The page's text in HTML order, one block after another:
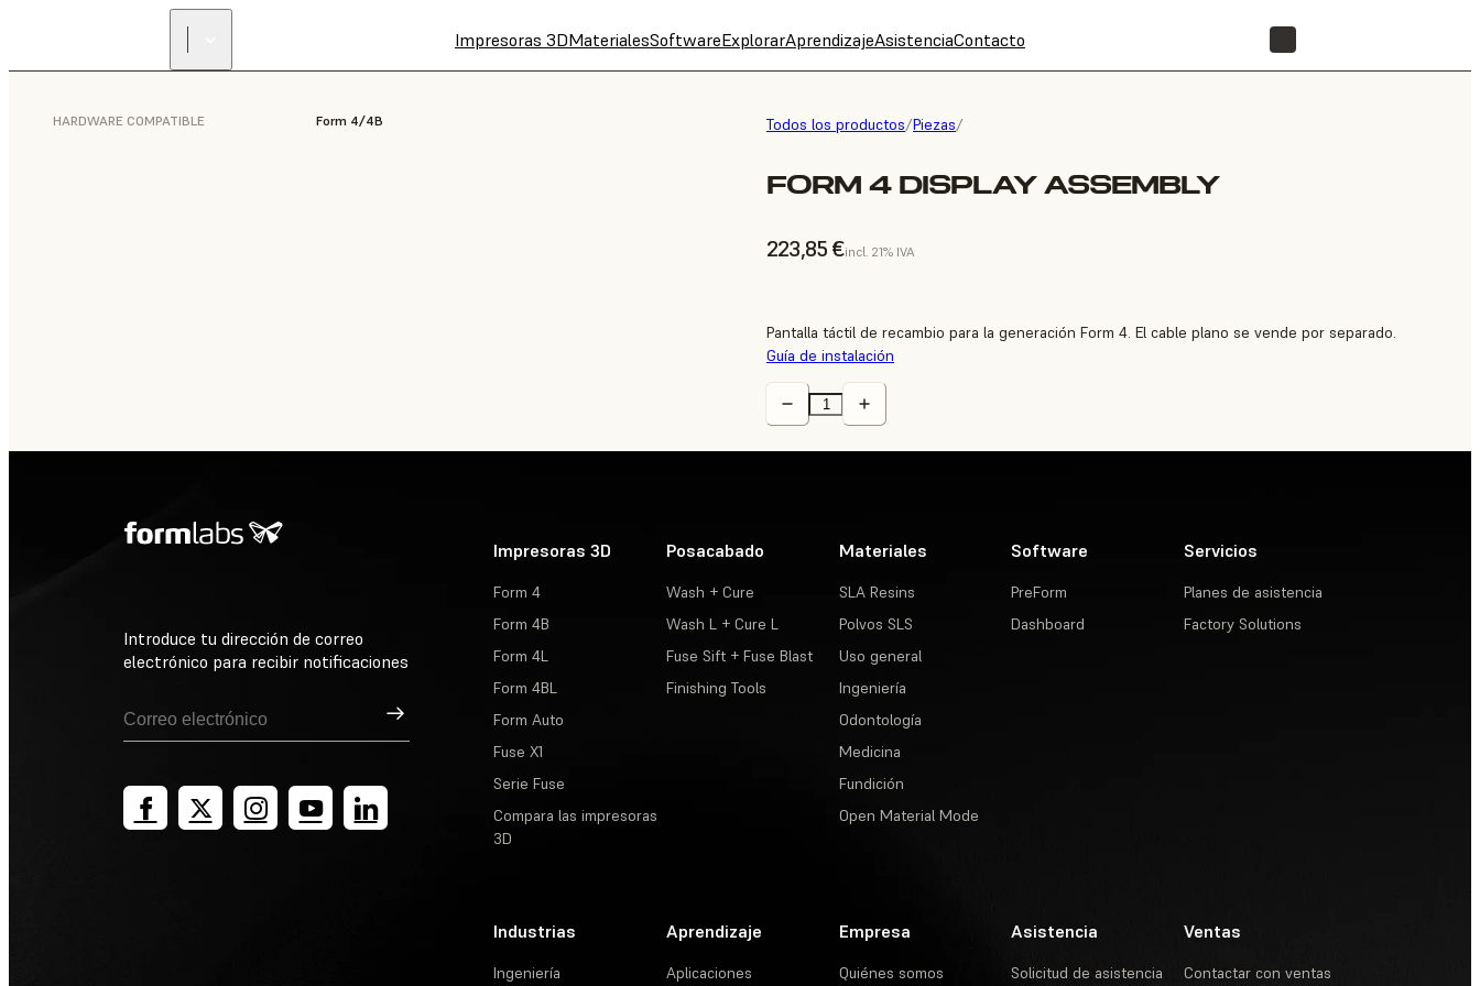
Impresoras 3DMaterialesSoftwareExplorarAprendizajeAsistenciaContacto
Todos los productos/Piezas/
FORM 4 DISPLAY ASSEMBLY
223,85 €incl. 21% IVA
HARDWARE COMPATIBLE Form 4/4B
Pantalla táctil de recambio para la generación Form 4. El cable plano se vende por separado.
Guía de instalación
Introduce tu dirección de correo
electrónico para recibir notificaciones
Suscribirse
Impresoras 3D
Form 4
Form 4B
Form 4L
Form 4BL
Form Auto
Fuse X1
Serie Fuse
Compara las impresoras
3D
Posacabado
Wash + Cure
Wash L + Cure L
Fuse Sift + Fuse Blast
Finishing Tools
Materiales
SLA Resins
Polvos SLS
Uso general
Ingeniería
Odontología
Medicina
Fundición
Open Material Mode
Software
PreForm
Dashboard
Servicios
Planes de asistencia
Factory Solutions
Industrias
Ingeniería
Aprendizaje
Aplicaciones
Empresa
Quiénes somos
Asistencia
Solicitud de asistencia
Ventas
Contactar con ventas